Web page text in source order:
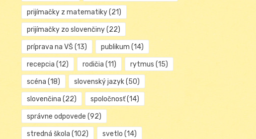
prijímačky z matematiky(21)
prijímačky zo slovenčiny(22)
príprava na VŠ (13) publikum (14)
recepcia (12) rodičia (11) rytmus (15)
scéna (18) slovenský jazyk(50)
slovenčina (22) spoločnosť(14)
správne odpovede (92)
stredná škola (102) svetlo (14)